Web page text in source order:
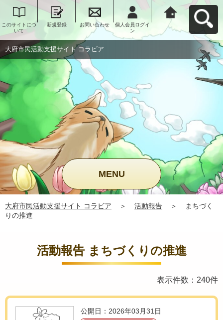
このサイトにつ
いて
新規登録 お問い合わせ
個人会員ログイ
ン
大府市民活動支
援サイト コラビ
アへ戻る
大府市民活動支援サイト コラビア
MENU
大府市民活動支援サイト コラビア ＞ 活動報告 ＞
まちづく
りの推進
活動報告 まちづくりの推進
表示件数：240件
公開日：2026年03月31日